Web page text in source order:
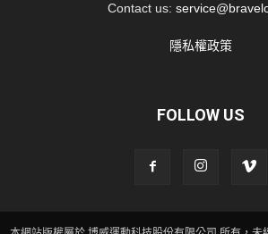
Contact us:
隱私權政策
FOLLOW US